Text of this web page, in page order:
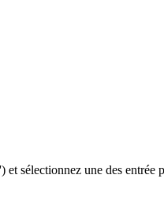
sélectionnez une des entrée